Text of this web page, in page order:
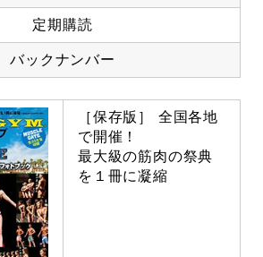
定期購読
バックナンバー
［保存版］ 全国各地
で開催！
最大級の筋肉の祭典
を１冊に凝縮